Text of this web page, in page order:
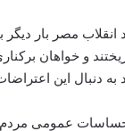
سالگرد انقلاب
دنبال این
عمومی